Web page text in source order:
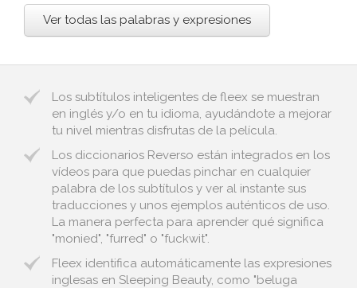
Ver todas las palabras y expresiones
Los subtítulos inteligentes de fleex se muestran
en inglés y/o en tu idioma, ayudándote a mejorar
tu nivel mientras disfrutas de la película.
Los diccionarios Reverso están integrados en los
vídeos para que puedas pinchar en cualquier
palabra de los subtítulos y ver al instante sus
traducciones y unos ejemplos auténticos de uso.
La manera perfecta para aprender qué significa
"monied", "furred" o "fuckwit".
Fleex identifica automáticamente las expresiones
inglesas en Sleeping Beauty, como "beluga